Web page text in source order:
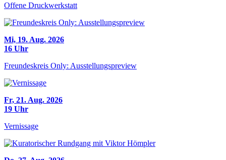
Offene Druckwerkstatt
Mi, 19. Aug. 2026
16 Uhr
Freundeskreis Only: Ausstellungspreview
Fr, 21. Aug. 2026
19 Uhr
Vernissage